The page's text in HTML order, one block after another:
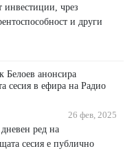
инвecтиции, чpeз
и дpyги
Белоев анонсира
сесия в ефира на Радио
26 фев, 2025
ред на
сесия е публично